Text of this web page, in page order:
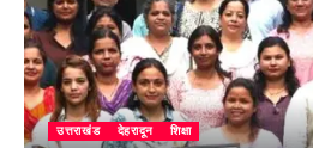
उत्तराखंड देहरादून शिक्षा